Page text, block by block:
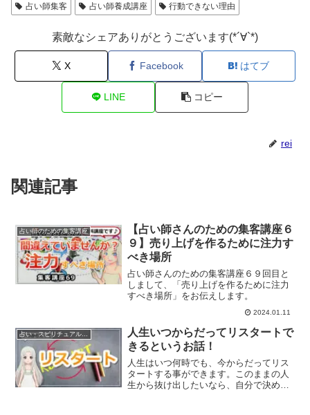
占い師集客
占い師養成講座 行動できない理由
素敵なシェアありがとうございます(*´∀`*)
X Facebook はてブ
LINE コピー
rei
関連記事
占い師のための集客講座
【占い師さんのための集客講座６
９】売り上げを作るために注力す
べき場所
占い師さんのための集客講座６９回目と
しまして、「売り上げを作るために注力
すべき場所」をお伝えします。
2024.01.11
占い・スピリチュアルビジネス
人生いつからだってリスタートで
きるというお話！
人生はいつ何時でも、今からだってリス
タートする事ができます。このままの人
生から抜け出したいなら、自分で決める